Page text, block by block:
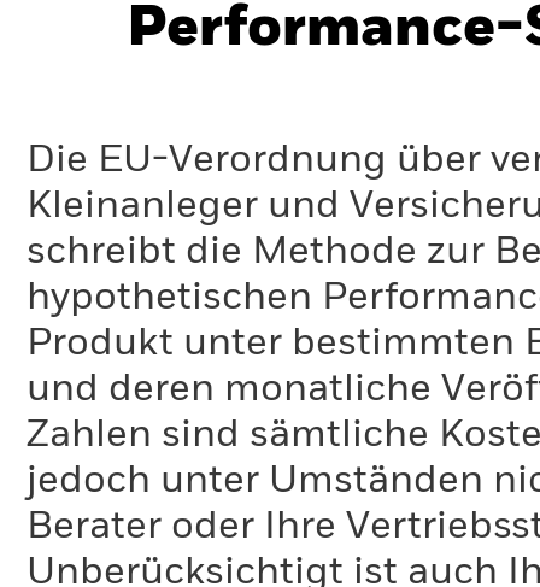
Performance-
Die EU-Verordnung über
Kleinanleger und
schreibt die Methode zur
hypothetischen
Produkt unter bestimmten
und deren monatliche
Zahlen sind sämtliche
jedoch unter Umständen
Berater oder Ihre
Unberücksichtigt ist auch